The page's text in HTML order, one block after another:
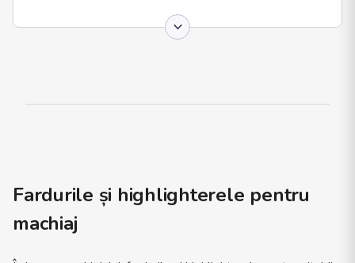
Fardurile și highlighterele pentru
machiaj